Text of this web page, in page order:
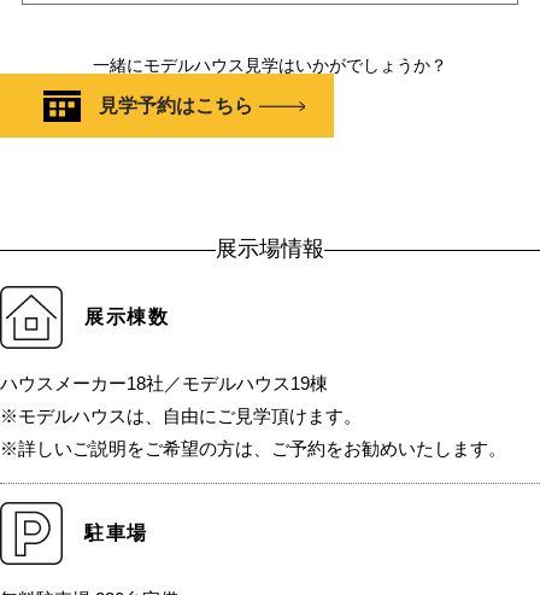
一緒にモデルハウス見学はいかがでしょうか？
見学予約はこちら
展示場情報
展示棟数
ハウスメーカー18社／モデルハウス19棟
※モデルハウスは、自由にご見学頂けます。
※詳しいご説明をご希望の方は、ご予約をお勧めいたします。
駐車場